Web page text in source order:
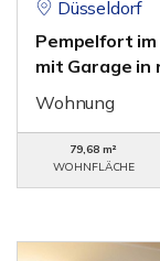
Düsseldorf
Pempelfort
mit Garage in
Wohnung
79,68 m²
WOHNFLÄCHE